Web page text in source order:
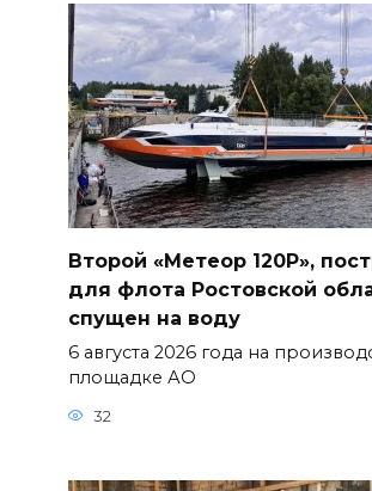
Второй «Метеор 120Р»,
для флота Ростовской
спущен на воду
6 августа 2026 года на
площадке АО
32